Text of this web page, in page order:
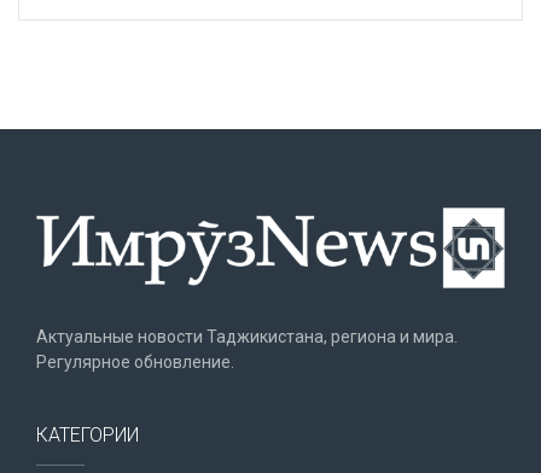
Актуальные новости Таджикистана, региона и мира.
Регулярное обновление.
КАТЕГОРИИ